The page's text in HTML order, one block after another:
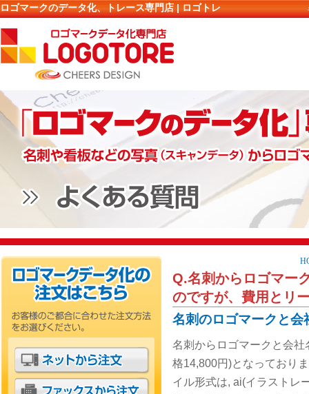
ロゴマークのデータ化、トレース専門店 | ロゴトレ
Q.名刺からロゴマー
のですが、費用とリ
名刺のロゴマークと会
名刺からロゴマークと会
格14,800円)となっており
イル形式は, ai(イラストレ